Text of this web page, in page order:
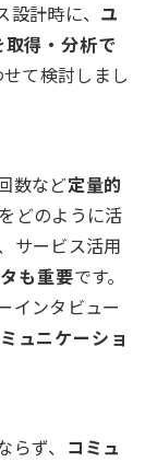
計時に、 ユ
得・分析で
て検討しまし
数など定量的
どのように活
サービス活用
も重要です。
インタビュー
ュニケーショ
ず、 コミュ